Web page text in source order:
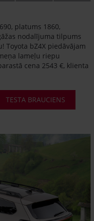
platums 1860,
nodalījuma tilpums
Toyota bZ4X piedāvājam
lameļu riepu
cena 2543 €, klienta
TESTA BRAUCIENS